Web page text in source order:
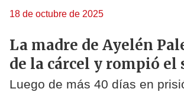
18 de octubre de 2025
La madre de Ayelén
de la cárcel y rompió el
Luego de más 40 días en